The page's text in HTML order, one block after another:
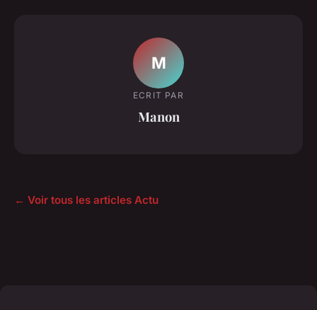
M
ECRIT PAR
Manon
← Voir tous les articles Actu